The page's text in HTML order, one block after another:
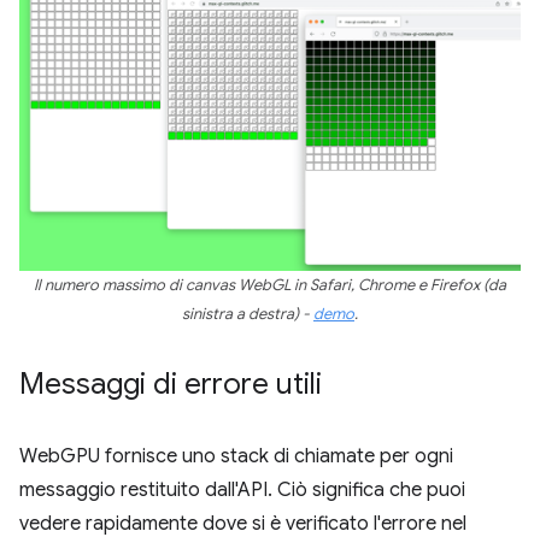
Il numero massimo di canvas WebGL in Safari, Chrome e Firefox (da
sinistra a destra) - demo.
Messaggi di errore utili
WebGPU fornisce uno stack di chiamate per ogni
messaggio restituito dall'API. Ciò significa che puoi
vedere rapidamente dove si è verificato l'errore nel